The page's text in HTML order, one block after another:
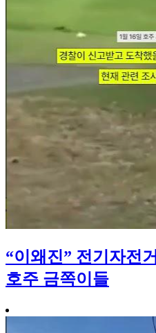
“이왜진” 전기자전
호주 금쪽이들